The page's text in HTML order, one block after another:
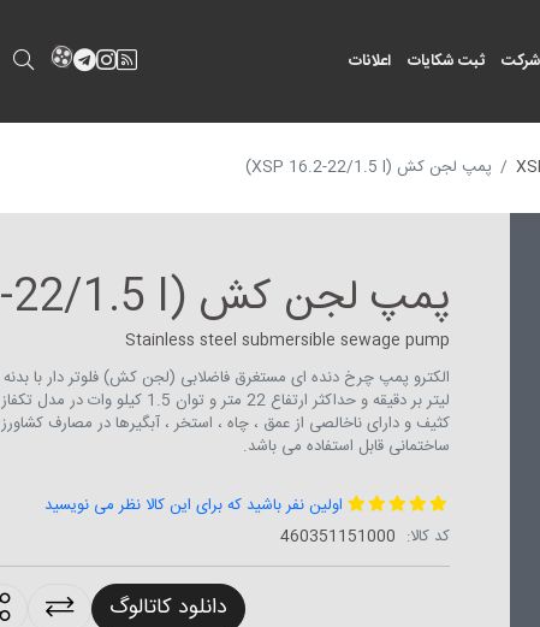
شرکت ثبت شکایات اعلانات RSS
کانال آپارات
کانال تلگرام
کانال
پمپ لجن کش (XSP 16.2-22/1.5 I)
پمپ لجن کش (XSP 16.2-22/1.5 I)
Stainless steel submersible sewage pump
لیتر بر دقیقه و حداکثر ارتفاع 22 متر و
کثیف و دارای ناخالصی از عمق ، چاه ، استخر ، آبگیرها در مصارف
ساختمانی قابل استفاده می باشد.
اولین نفر باشید که برای این کالا نظر می نویسید
کد کالا: 460351151000
دانلود کاتالوگ